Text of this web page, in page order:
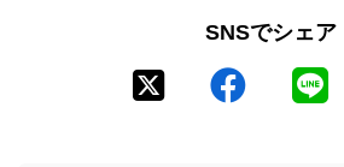
SNSでシェア